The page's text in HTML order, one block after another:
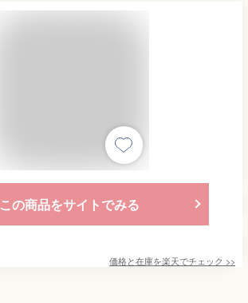
この商品をサイトでみる
価格と在庫を楽天でチェック >>